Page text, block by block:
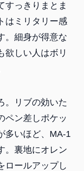
すっきりまとま
はミリタリー感
。細身が得意な
欲しい人はボリ
。リブの効いた
ペン差しポケッ
多いほど、MA-1
。裏地にオレン
ロールアップし